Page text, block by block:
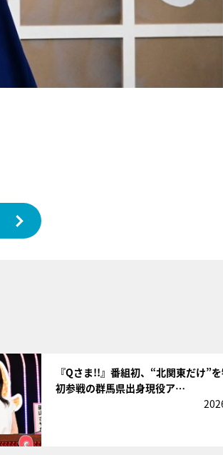
『Qさま!!』番組初、“北関東だけ”を
初参戦の群馬県出身現役ア…